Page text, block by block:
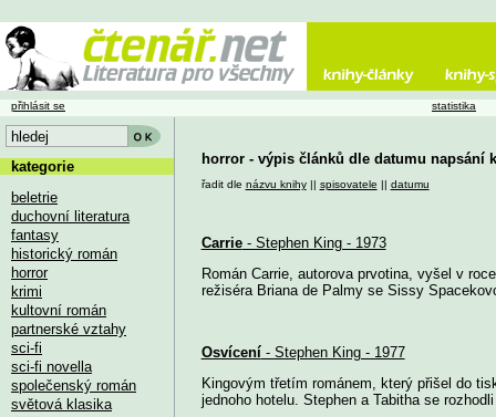
horror - výpis článků dle datumu napsání
řadit dle názvu knihy|| spisovatele || datumu
Carrie- Stephen King - 1973
Román Carrie, autorova prvotina, vyšel v
režiséra Briana de Palmy se Sissy
Osvícení- Stephen King - 1977
Kingovým třetím románem, který přišel do
jednoho hotelu. Stephen a Tabitha se
přihlásit se statistika
kategorie
beletrie
duchovní literatura
fantasy
historický román
horror
krimi
kultovní román
partnerské vztahy
sci-fi
sci-fi novella
společenský román
světová klasika